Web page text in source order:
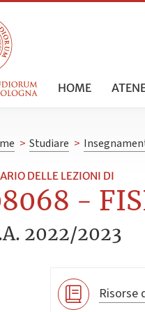
HOME
> Studiare >
DELLE LEZIONI DI
-
2022/2023
Risorse